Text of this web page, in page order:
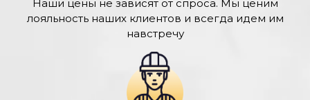
Наши цены не зависят от спроса. Мы ценим
лояльность наших клиентов и всегда идем им
навстречу